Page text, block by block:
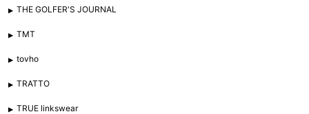
THE GOLFER'S JOURNAL
TMT
tovho
TRATTO
TRUE linkswear